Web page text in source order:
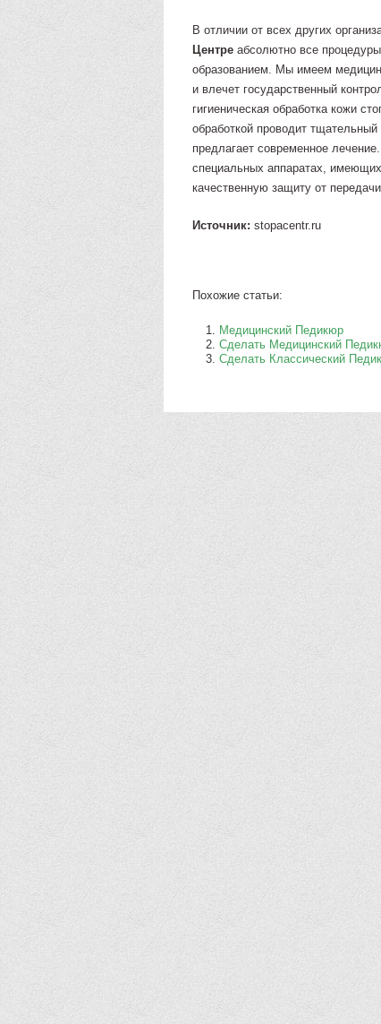
В отличии от всех других
Центре абсолютно все
образованием. Мы имеем
и влечет государственный
гигиеническая обработка кожи
обработкой проводит
предлагает современное
специальных аппаратах,
качественную защиту от
Источник: stopacentr.ru
Похожие статьи:
Медицинский Педикюр
Сделать Медицинский
Сделать Классический